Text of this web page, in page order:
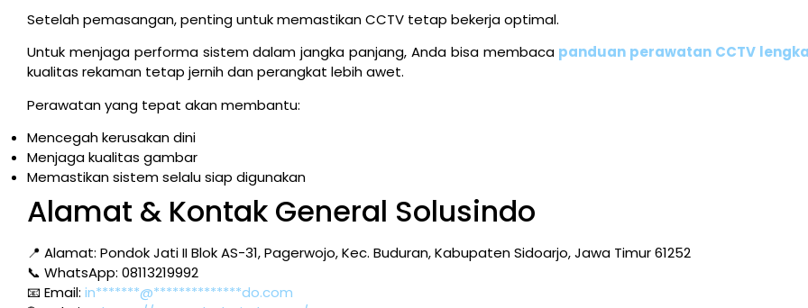
Setelah pemasangan, penting untuk memastikan CCTV tetap bekerja optimal.
Untuk menjaga performa sistem dalam jangka panjang, Anda bisa membaca panduan perawatan CCTV
kualitas rekaman tetap jernih dan perangkat lebih awet.
Perawatan yang tepat akan membantu:
Mencegah kerusakan dini
Menjaga kualitas gambar
Memastikan sistem selalu siap digunakan
Alamat & Kontak General Solusindo
📍 Alamat: Pondok Jati II Blok AS-31, Pagerwojo, Kec. Buduran, Kabupaten Sidoarjo, Jawa Timur 61252
📞 WhatsApp: 08113219992
📧 Email: in*******@**************do.com